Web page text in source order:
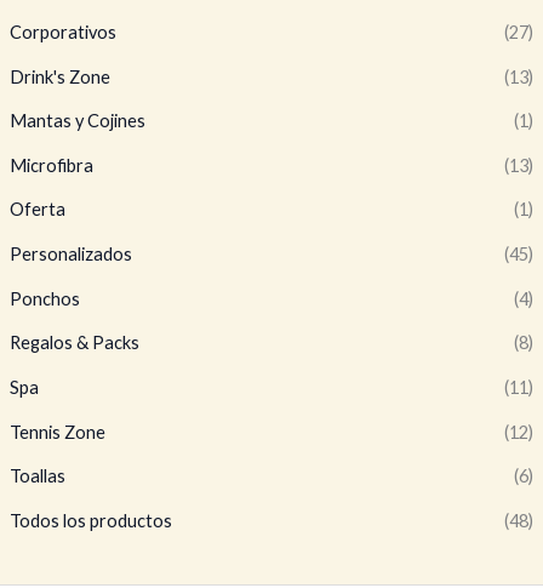
Corporativos (27)
Drink's Zone (13)
Mantas y Cojines (1)
Microfibra (13)
Oferta (1)
Personalizados (45)
Ponchos (4)
Regalos & Packs (8)
Spa (11)
Tennis Zone (12)
Toallas (6)
Todos los productos (48)